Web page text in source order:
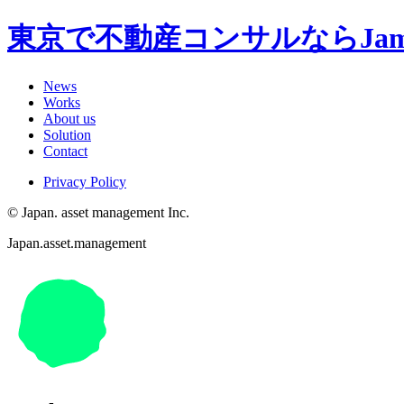
東京で不動産コンサルなら
News
Works
About us
Solution
Contact
Privacy Policy
© Japan. asset management Inc.
Japan.asset.management